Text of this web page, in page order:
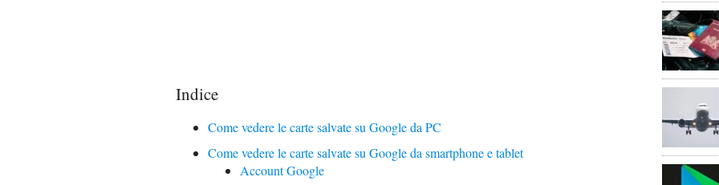
Indice
Come vedere le carte salvate su Google da PC
Come vedere le carte salvate su Google da smartphone e tablet
Account Google